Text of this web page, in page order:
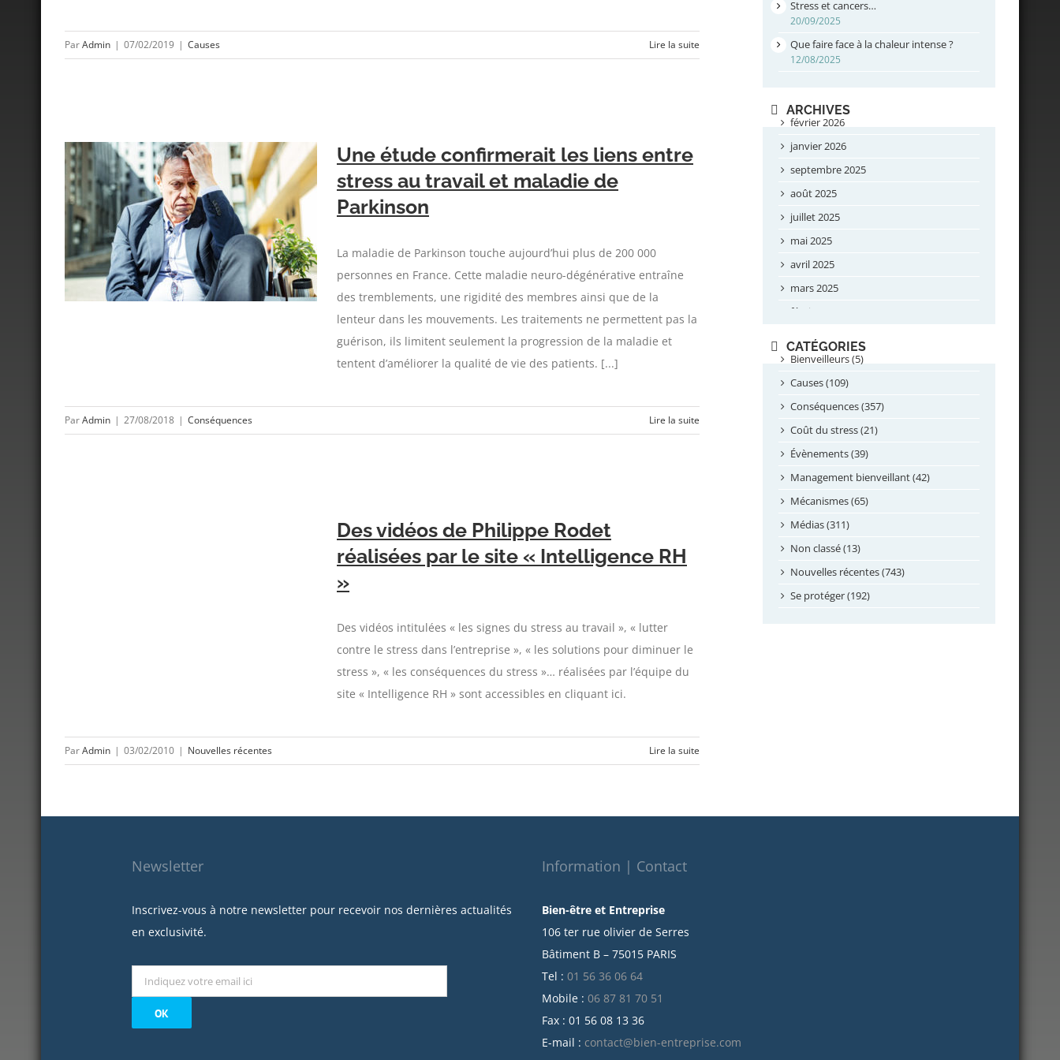
ParAdmin | 07/02/2019 | Causes Lire la suite
Une étude confirmerait les liens entre
stress au travail et maladie de
Parkinson
La maladie de Parkinson touche aujourd’hui plus de 200 000
personnes en France. Cette maladie neuro-dégénérative entraîne
des tremblements, une rigidité des membres ainsi que de la
lenteur dans les mouvements. Les traitements ne permettent pas la
guérison, ils limitent seulement la progression de la maladie et
tentent d’améliorer la qualité de vie des patients. [...]
ParAdmin | 27/08/2018 | Conséquences Lire la suite
Des vidéos de Philippe Rodet
réalisées par le site « Intelligence RH
»
Des vidéos intitulées « les signes du stress au travail », « lutter
contre le stress dans l’entreprise », « les solutions pour diminuer le
stress », « les conséquences du stress »… réalisées par l’équipe du
site « Intelligence RH » sont accessibles en cliquant ici.
ParAdmin | 03/02/2010 | Nouvelles récentes Lire la suite
Stress et cancers…
20/09/2025
Que faire face à la chaleur intense ?
12/08/2025
ARCHIVES
février 2026
janvier 2026
septembre 2025
août 2025
juillet 2025
mai 2025
avril 2025
mars 2025
février 2025
septembre 2024
août 2024
juillet 2024
juin 2024
mai 2024
avril 2024
février 2024
janvier 2024
novembre 2023
octobre 2023
septembre 2023
CATÉGORIES
Bienveilleurs (5)
Causes (109)
Conséquences (357)
Coût du stress (21)
Évènements (39)
Management bienveillant (42)
Mécanismes (65)
Médias (311)
Non classé (13)
Nouvelles récentes (743)
Se protéger (192)
Newsletter
Inscrivez-vous à notre newsletter pour recevoir nos dernières actualités
en exclusivité.
Information | Contact
Bien-être et Entreprise
106 ter rue olivier de Serres
Bâtiment B – 75015 PARIS
Tel : 01 56 36 06 64
Mobile : 06 87 81 70 51
Fax : 01 56 08 13 36
E-mail : contact@bien-entreprise.com